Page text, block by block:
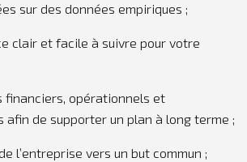
sur des données empiriques ;
clair et facile à suivre pour votre
financiers, opérationnels et
de supporter un plan à long terme ;
l’entreprise vers un but commun ;